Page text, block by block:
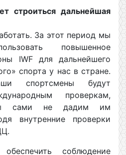
строиться дальнейшая
За этот период мы
повышенное
IWF для дальнейшего
спорта у нас в стране.
спортсмены будут
проверкам,
сами не дадим им
внутренние проверки
соблюдение